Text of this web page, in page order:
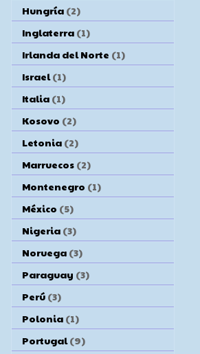
Hungría (2)
Inglaterra (1)
Irlanda del Norte (1)
Israel (1)
Italia (1)
Kosovo (2)
Letonia (2)
Marruecos (2)
Montenegro (1)
México (5)
Nigeria (3)
Noruega (3)
Paraguay (3)
Perú (3)
Polonia (1)
Portugal (9)